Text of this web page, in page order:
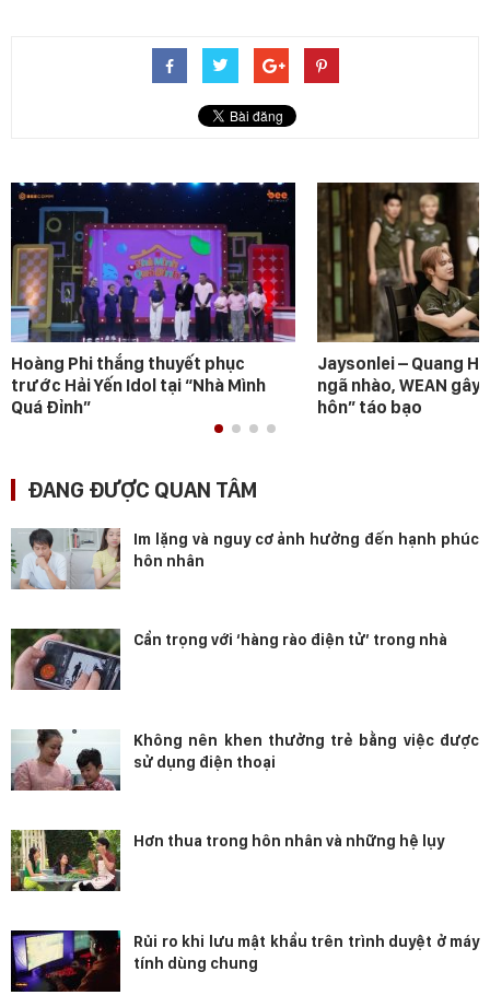
Hoàng Phi thắng thuyết phục
trước Hải Yến Idol tại “Nhà Mình
Quá Đỉnh”
Jaysonlei – Quang
ngã nhào, WEAN gây
hôn” táo bạo
ĐANG ĐƯỢC QUAN TÂM
Im lặng và nguy cơ ảnh hưởng đến hạnh phúc
hôn nhân
Cẩn trọng với ‘hàng rào điện tử’ trong nhà
Không nên khen thưởng trẻ bằng việc được
sử dụng điện thoại
Hơn thua trong hôn nhân và những hệ lụy
Rủi ro khi lưu mật khẩu trên trình duyệt ở máy
tính dùng chung